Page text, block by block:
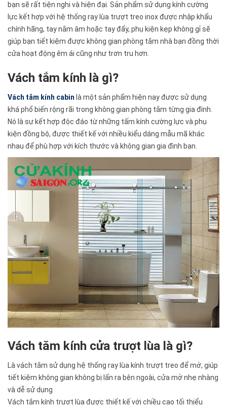
bạn sẽ rất tiện nghi và hiện đại. Sản phẩm sử dụng kính cường
lực kết hợp với hệ thống ray lùa trượt treo inox được nhập khẩu
chính hãng, tay nắm âm hoặc tay đẩy, phụ kiện kẹp không gỉ sẽ
giúp bạn tiết kiệm được không gian phòng tắm nhà bạn đồng thời
cửa hoạt động êm ái cũng như trơn tru hơn.
Vách tắm kính là gì?
Vách tắm kính cabin là một sản phẩm hiện nay được sử dụng
khá phổ biến rộng rãi trong không gian phòng tắm từng gia đình.
Nó là sự kết hợp độc đáo từ những tấm kính cường lực và phụ
kiện đồng bộ, được thiết kế với nhiều kiểu dáng mẫu mã khác
nhau để phù hợp với kích thước và không gian gia đình bạn.
Vách tăm kính cửa trượt lùa là gì?
Là vách tắm sử dụng hệ thống ray lùa kính trượt treo để mở, giúp
tiết kiệm không gian không bị lấn ra bên ngoài, cửa mở nhẹ nhàng
và dễ sử dụng
Vách tắm kính trươt lùa được thiết kế với chiều cao tối thiểu